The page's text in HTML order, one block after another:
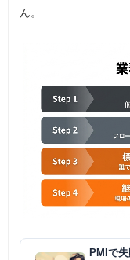
ん。
PMIで